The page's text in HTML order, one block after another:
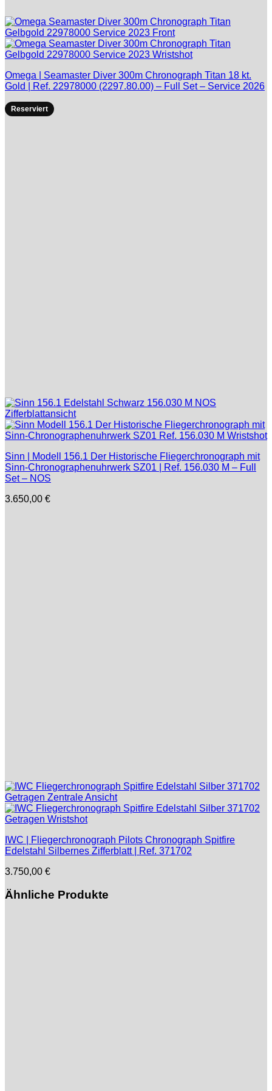
Omega | Seamaster Diver 300m Chronograph Titan 18 kt.
Gold | Ref. 22978000 (2297.80.00) – Full Set – Service 2026
Reserviert
Sinn | Modell 156.1 Der Historische Fliegerchronograph mit
Sinn-Chronographenuhrwerk SZ01 | Ref. 156.030 M – Full
Set – NOS
3.650,00 €
IWC | Fliegerchronograph Pilots Chronograph Spitfire
Edelstahl Silbernes Zifferblatt | Ref. 371702
3.750,00 €
Ähnliche Produkte